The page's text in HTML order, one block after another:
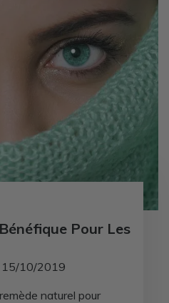
Pour Les
15/10/2019
naturel pour